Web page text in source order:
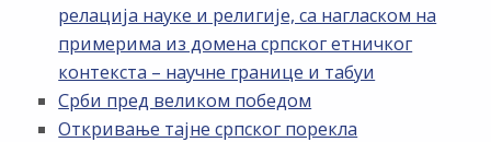
релација науке и религије, са нагласком на
примерима из домена српског етничког
контекста – научне границе и табуи
Срби пред великом победом
Откривање тајне српског порекла